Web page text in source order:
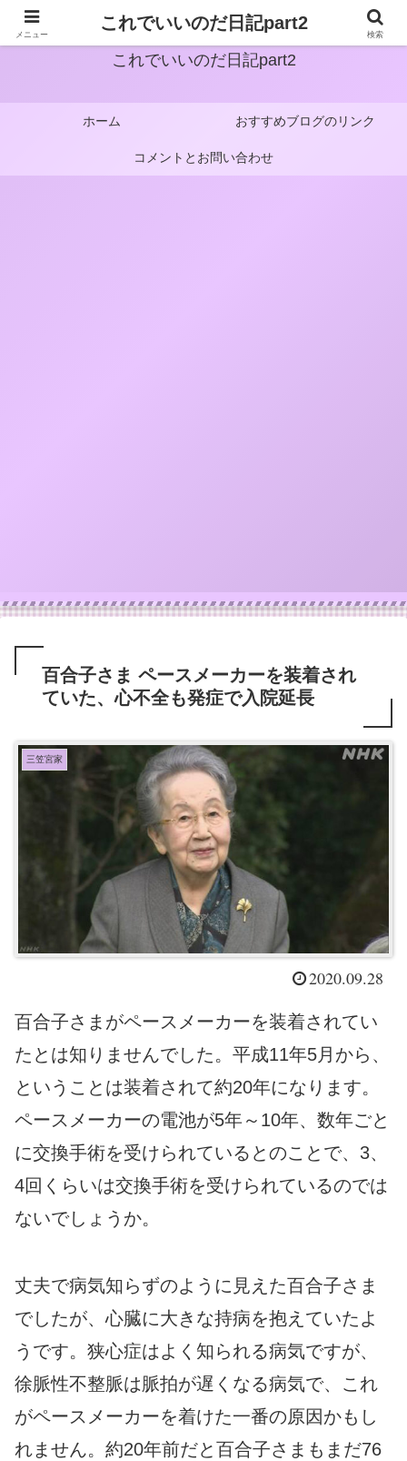
これでいいのだ日記part2
ホーム おすすめブログのリンク
コメントとお問い合わせ
百合子さま ペースメーカーを装着され
ていた、心不全も発症で入院延長
三笠宮家
2020.09.28
百合子さまがペースメーカーを装着されてい
たとは知りませんでした。平成11年5月から、
ということは装着されて約20年になります。
ペースメーカーの電池が5年～10年、数年ごと
に交換手術を受けられているとのことで、3、
4回くらいは交換手術を受けられているのでは
ないでしょうか。
丈夫で病気知らずのように見えた百合子さま
でしたが、心臓に大きな持病を抱えていたよ
うです。狭心症はよく知られる病気ですが、
徐脈性不整脈は脈拍が遅くなる病気で、これ
がペースメーカーを着けた一番の原因かもし
れません。約20年前だと百合子さまもまだ76
メニュー
これでいいのだ日記part2
検索